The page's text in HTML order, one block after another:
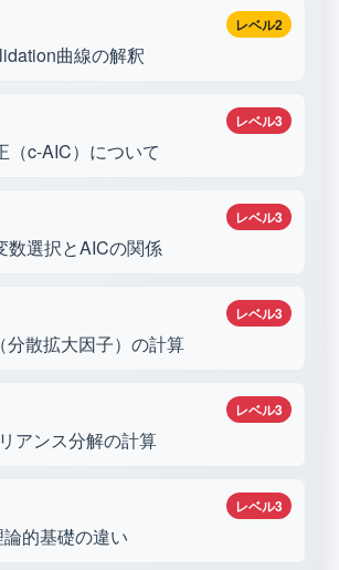
レベル2
曲線の解釈
レベル3
（c-AIC）について
レベル3
数選択とAICの関係
レベル3
分散拡大因子）の計算
レベル3
アンス分解の計算
レベル3
的基礎の違い